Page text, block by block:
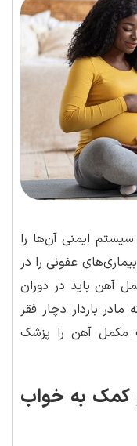
سیستم ایمنی آن‌ها را
عفونی را در
آهن باید در دوران
باردار دچار فقر
مکمل آهن را پزشک
کمک به خواب